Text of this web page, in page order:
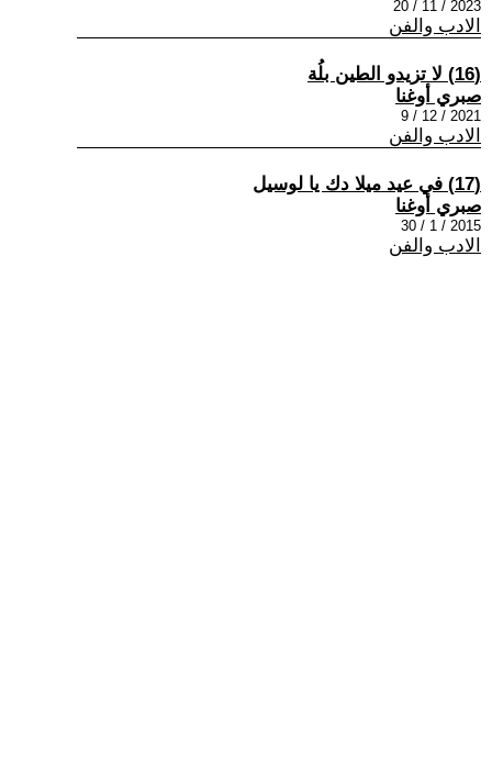
2023 / 11 / 20
الادب والفن
(16) لا تزيدو الطين بلُة
صبري أوغنا
2021 / 12 / 9
الادب والفن
(17) في عيد ميلا دك يا لوسيل
صبري أوغنا
2015 / 1 / 30
الادب والفن